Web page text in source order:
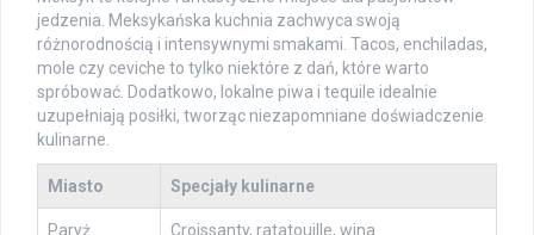
jedzenia. Meksykańska kuchnia zachwyca swoją
różnorodnością i intensywnymi smakami. Tacos, enchiladas,
mole czy ceviche to tylko niektóre z dań, które warto
spróbować. Dodatkowo, lokalne piwa i tequile idealnie
uzupełniają posiłki, tworząc niezapomniane doświadczenie
kulinarne.
Miasto Specjały kulinarne
Paryż Croissanty, ratatouille, wina